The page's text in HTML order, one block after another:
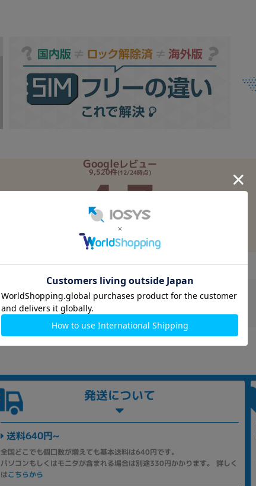
Googleレビュー
9,520件(12/24時点)
4.7
満足度 4.7！実際のレビューを見る
発送について
送料640円~
全国どこでも個口数が増えても基本送料は640円です。
パソコンもしくはモニタが含まれる場合は別途330円かかります。 詳しく
はこちらから
モニタサイズ
~
年